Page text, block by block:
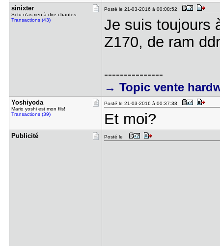
sinixter
Si tu n'as rien à dire chantes
Transactions (43)
Posté le 21-03-2016 à 00:08:52
Je suis toujours
Z170, de ram
---------------
→ Topic vente
Yoshiyoda
Mario yoshi est mon fils!
Transactions (39)
Posté le 21-03-2016 à 00:37:38
Et moi?
Publicité Posté le